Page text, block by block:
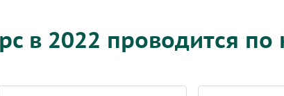
в 2022 проводится